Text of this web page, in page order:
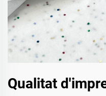
Qualitat